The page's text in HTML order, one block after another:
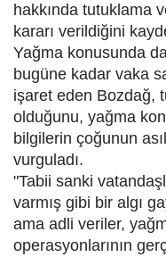
hakkında tutuklama
kararı verildiğini
Yağma konusunda
bugüne kadar vaka
işaret eden Bozdağ,
olduğunu, yağma
bilgilerin çoğunun
vurguladı.
"Tabii sanki
varmış gibi bir algı
ama adli veriler,
operasyonlarının